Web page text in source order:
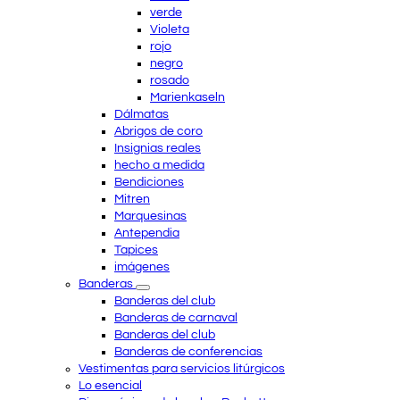
verde
Violeta
rojo
negro
rosado
Marienkaseln
Dálmatas
Abrigos de coro
Insignias reales
hecho a medida
Bendiciones
Mitren
Marquesinas
Antependia
Tapices
imágenes
Banderas
Banderas del club
Banderas de carnaval
Banderas del club
Banderas de conferencias
Vestimentas para servicios litúrgicos
Lo esencial